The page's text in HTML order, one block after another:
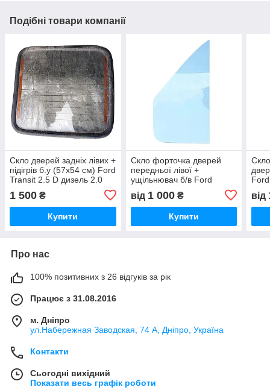
Подібні товари компанії
Скло дверей задніх лівих +
підігрів б.у (57х54 см) Ford
Transit 2.5 D дизель 2.0
1986-2000
1 500 ₴
Купити
Скло форточка дверей
передньої лівої +
ущільнювач б/в Ford
транзит 1986-2000,
86VB21413AB
від 1 000₴
Купити
від
Про нас
100% позитивних з 26 відгуків за рік
Працює з 31.08.2016
м. Дніпро
ул.Набережная Заводская, 74 А, Дніпро, Україна
Контакти
Сьогодні вихідний
Показати весь графік роботи